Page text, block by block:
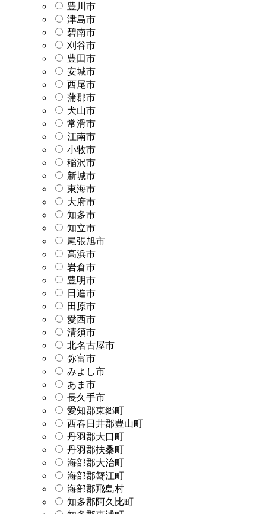
豊川市
津島市
碧南市
刈谷市
豊田市
安城市
西尾市
蒲郡市
犬山市
常滑市
江南市
小牧市
稲沢市
新城市
東海市
大府市
知多市
知立市
尾張旭市
高浜市
岩倉市
豊明市
日進市
田原市
愛西市
清須市
北名古屋市
弥富市
みよし市
あま市
長久手市
愛知郡東郷町
西春日井郡豊山町
丹羽郡大口町
丹羽郡扶桑町
海部郡大治町
海部郡蟹江町
海部郡飛島村
知多郡阿久比町